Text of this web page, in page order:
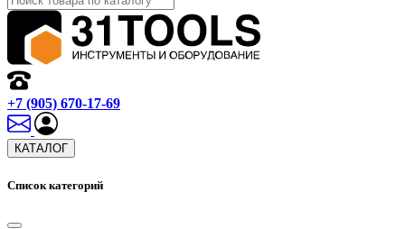
+7 (905) 670-17-69
КАТАЛОГ
Список категорий